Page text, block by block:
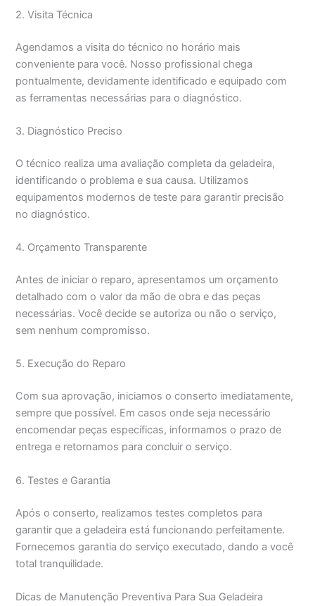
2. Visita Técnica
Agendamos a visita do técnico no horário mais
conveniente para você. Nosso profissional chega
pontualmente, devidamente identificado e equipado com
as ferramentas necessárias para o diagnóstico.
3. Diagnóstico Preciso
O técnico realiza uma avaliação completa da geladeira,
identificando o problema e sua causa. Utilizamos
equipamentos modernos de teste para garantir precisão
no diagnóstico.
4. Orçamento Transparente
Antes de iniciar o reparo, apresentamos um orçamento
detalhado com o valor da mão de obra e das peças
necessárias. Você decide se autoriza ou não o serviço,
sem nenhum compromisso.
5. Execução do Reparo
Com sua aprovação, iniciamos o conserto imediatamente,
sempre que possível. Em casos onde seja necessário
encomendar peças específicas, informamos o prazo de
entrega e retornamos para concluir o serviço.
6. Testes e Garantia
Após o conserto, realizamos testes completos para
garantir que a geladeira está funcionando perfeitamente.
Fornecemos garantia do serviço executado, dando a você
total tranquilidade.
Dicas de Manutenção Preventiva Para Sua Geladeira